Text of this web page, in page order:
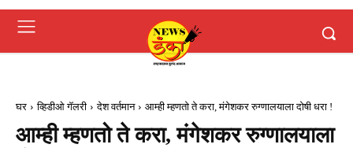
घर व्हिडीओ गॅलरी देश वर्तमान आम्ही म्हणतो ते करा, मंगेशकर रुग्णालयाला दोषी धरा !
आम्ही म्हणतो ते करा, मंगेशकर रुग्णालयाला